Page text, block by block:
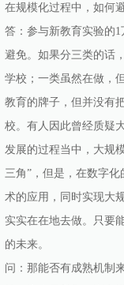
在规模化过程中，如何
答：参与新教育实验的
避免。如果分三类的话
学校；一类虽然在做，
教育的牌子，但并没有
校。有人因此曾经质疑
发展的过程当中，大规
三角”，但是，在数字
术的应用，同时实现大
实实在在地去做。只要
的未来。
问：那能否有成熟机制